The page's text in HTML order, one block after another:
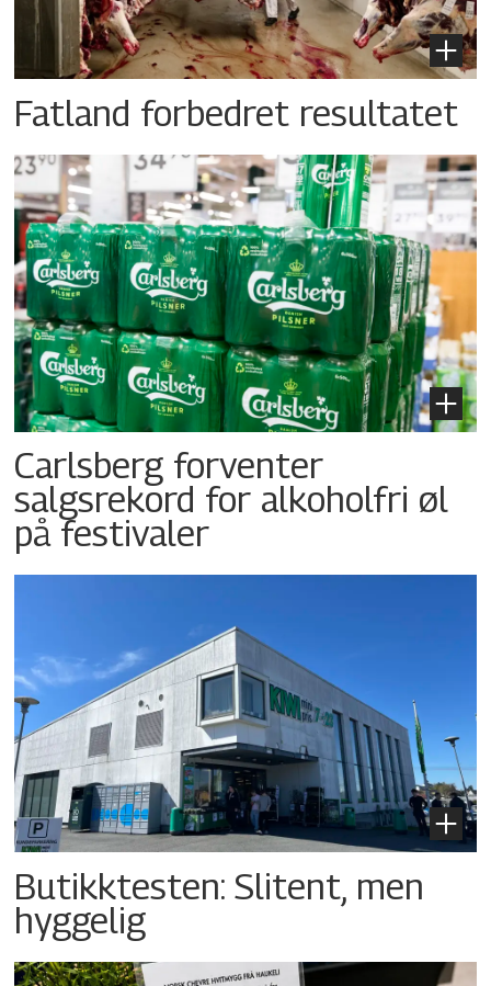
Fatland forbedret resultatet
Carlsberg forventer
salgsrekord for alkoholfri øl
på festivaler
Butikktesten: Slitent, men
hyggelig